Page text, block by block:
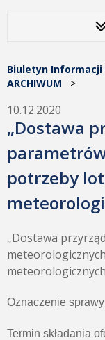
Biuletyn Informacji
ARCHIWUM >
10.12.2020
„Dostawa
potrzeby
„Dostawa
Oznaczenie
Termin składania